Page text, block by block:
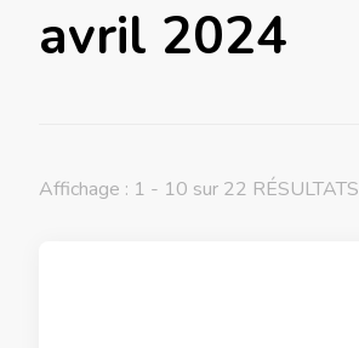
avril 2024
Affichage : 1 - 10 sur 22 RÉSULTATS